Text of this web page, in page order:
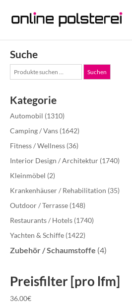
Suche
Suche
nach:
Suchen
Kategorie
Automobil (1310)
Camping / Vans (1642)
Fitness / Wellness (36)
Interior Design / Architektur (1740)
Kleinmöbel (2)
Krankenhäuser / Rehabilitation (35)
Outdoor / Terrasse (148)
Restaurants / Hotels (1740)
Yachten & Schiffe (1422)
Zubehör / Schaumstoffe (4)
Preisfilter [pro lfm]
36.00€